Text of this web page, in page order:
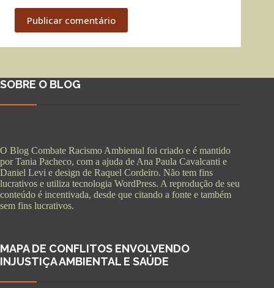
Publicar comentário
SOBRE O BLOG
O Blog Combate Racismo Ambiental foi criado e é mantido
por Tania Pacheco, com a ajuda de Ana Paula Cavalcanti e
Daniel Levi e design de Raquel Cordeiro. Não tem fins
lucrativos e utiliza tecnologia WordPress. A reprodução de seu
conteúdo é incentivada, desde que citando a fonte e também
sem fins lucrativos.
MAPA DE CONFLITOS ENVOLVENDO
INJUSTIÇA AMBIENTAL E SAÚDE